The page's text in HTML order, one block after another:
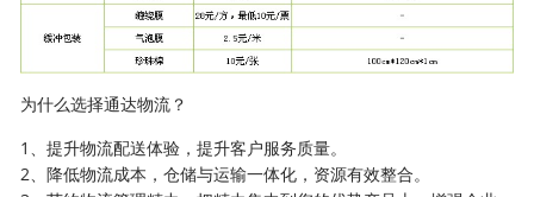
为什么选择通达物流？
1、提升物流配送体验，提升客户服务质量。
2、降低物流成本，仓储与运输一体化，资源有效整合。